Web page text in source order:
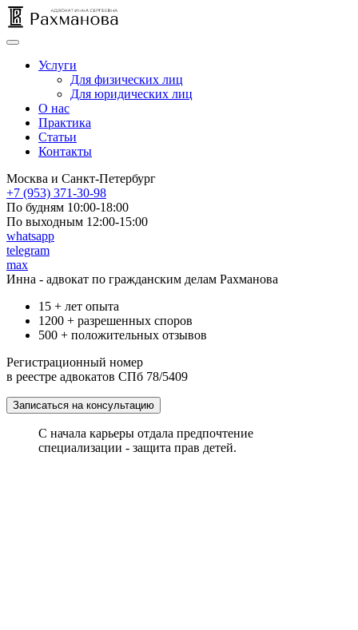
Услуги
Для физических лиц
Для юридических лиц
О нас
Практика
Статьи
Контакты
Москва и Санкт-Петербург
+7 (953) 371-30-98
По будням 10:00-18:00
По выходным 12:00-15:00
whatsapp
telegram
max
Юридические услуги для
Инна - адвокат по гражданским делам Рахманова
15 + лет опыта
1200 + разрешенных споров
500 + положительных отзывов
Регистрационный номер
в реестре адвокатов СПб 78/5409
Записаться на консультацию
С начала карьеры отдала предпочтение
специализации - защита прав детей.